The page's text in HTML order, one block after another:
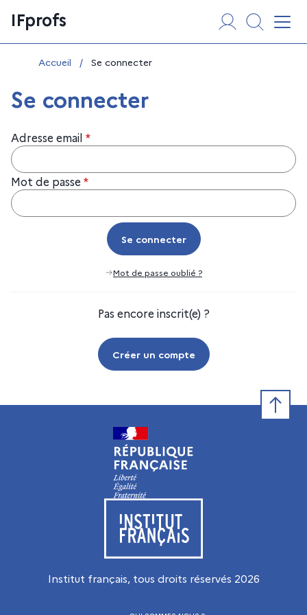
au
contenu
IFprofs
Vous êtes ici :
Accueil / Se connecter
Se connecter
Adresse email *
Mot de passe *
Se connecter
Se connecter
Mot de passe oublié ?
Pas encore inscrit(e) ?
Créer un compte
Visiter le site de l’Institut français
Institut français, tous droits réservés 2026